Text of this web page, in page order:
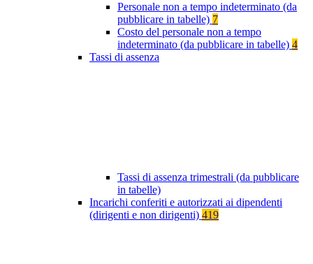
Personale non a tempo indeterminato (da
pubblicare in tabelle) 7
Costo del personale non a tempo
indeterminato (da pubblicare in tabelle) 4
Tassi di assenza
Tassi di assenza trimestrali (da pubblicare
in tabelle)
Incarichi conferiti e autorizzati ai dipendenti
(dirigenti e non dirigenti) 419